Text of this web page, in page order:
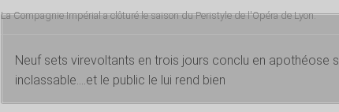
La Compagnie Impérial a clôturé le saison du Peristyle de l'Opéra de Lyon.
Neuf sets virevoltants en trois jours conclu en apothéose
inclassable….et le public le lui rend bien